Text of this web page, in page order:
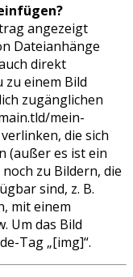
angezeigt
Dateianhänge
direkt
zu einem Bild
zugänglichen
mein-
die sich
(außer es ist ein
zu Bildern, die
sind, z. B.
mit einem
Um das Bild
Tag „[img]“.